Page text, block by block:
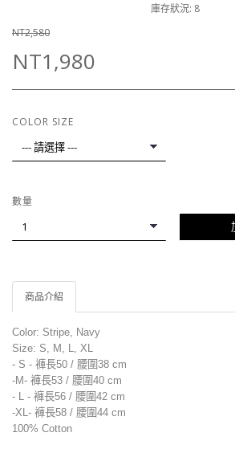
庫存狀況: 8
NT2,580
NT1,980
COLOR SIZE
數量
商品介紹
Color: Stripe, Navy
Size: S, M, L, XL
- S - 褲長50 / 腰圍38 cm
-M- 褲長53 / 腰圍40 cm
- L - 褲長56 / 腰圍42 cm
-XL- 褲長58 / 腰圍44 cm
100% Cotton